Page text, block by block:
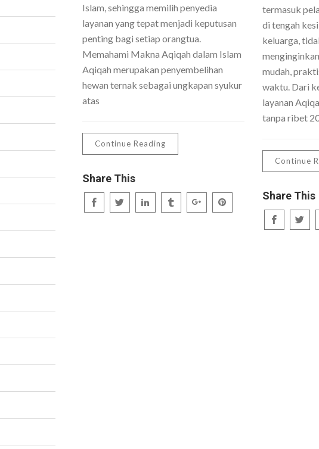
Islam, sehingga memilih penyedia
layanan yang tepat menjadi keputusan
penting bagi setiap orangtua.
Memahami Makna Aqiqah dalam Islam
Aqiqah merupakan penyembelihan
hewan ternak sebagai ungkapan syukur
atas
Continue Reading
Share This
termasuk
di tengah
keluarga,
mudah,
waktu. Dari
layanan
tanpa ribet
Continue
Share This